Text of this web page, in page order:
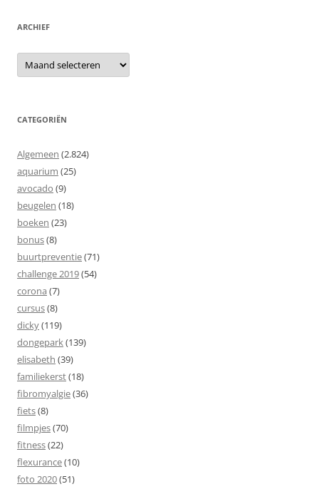
ARCHIEF
Archief
CATEGORIËN
Algemeen (2.824)
aquarium (25)
avocado (9)
beugelen (18)
boeken (23)
bonus(8)
buurtpreventie(71)
challenge 2019(54)
corona (7)
cursus(8)
dicky(119)
dongepark(139)
elisabeth (39)
familiekerst(18)
fibromyalgie(36)
fiets(8)
filmpjes(70)
fitness(22)
flexurance(10)
foto 2020(51)